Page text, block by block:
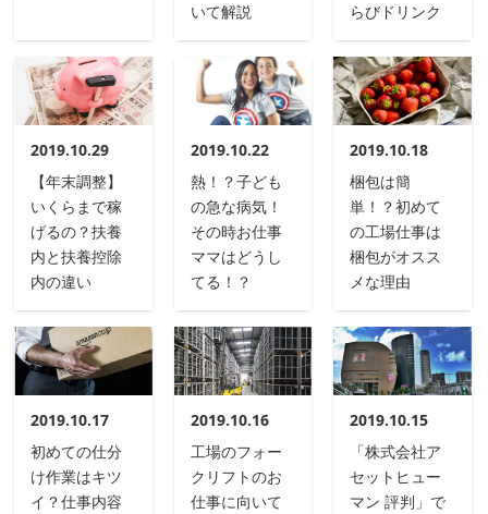
いて解説
らびドリンク
2019.10.29
【年末調整】
いくらまで稼
げるの？扶養
内と扶養控除
内の違い
2019.10.22
熱！？子ども
の急な病気！
その時お仕事
ママはどうし
てる！？
2019.10.18
梱包は簡
単！？初めて
の工場仕事は
梱包がオスス
メな理由
2019.10.17
初めての仕分
け作業はキツ
イ？仕事内容
2019.10.16
工場のフォー
クリフトのお
仕事に向いて
2019.10.15
「株式会社ア
セットヒュー
マン 評判」で